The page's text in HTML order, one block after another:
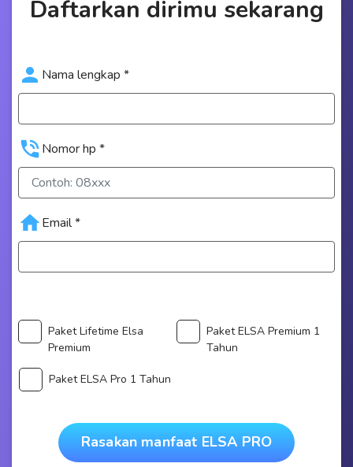
Daftarkan dirimu sekarang
Nama lengkap *
Nomor hp *
Email *
Paket Lifetime Elsa
Premium
Paket ELSA Premium 1
Tahun
Paket ELSA Pro 1 Tahun
Rasakan manfaat ELSA PRO